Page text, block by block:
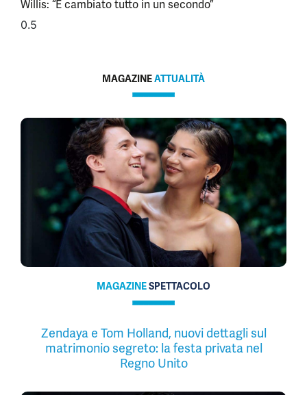
Willis: “È cambiato tutto in un secondo”
MAGAZINEATTUALITÀ
MAGAZINESPETTACOLO
Zendaya e Tom Holland, nuovi dettagli sul
matrimonio segreto: la festa privata nel
Regno Unito